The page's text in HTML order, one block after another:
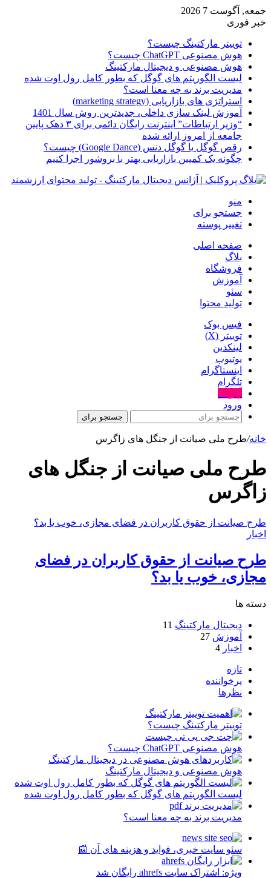
جمعه, آگوست 7 2026
خبر فوری
توییتر مارکتینگ چیست؟
هوش مصنوعی ChatGPT چیست؟
هوش مصنوعی و دیجیتال مارکتینگ
لیست الگوریتم های گوگل که بطور کامل رول اوت شده
مدیریت برند به چه معنا است؟
استراتژی های بازاریابی (marketing strategy)
آموزش لینک سازی داخلی، جدیدترین روش سال 1401
“وزیر ارتباطات” اینترنت رایگان دائمی برای ۳ دهک پایین
جامعه از امروز ارائه شده
رقص گوگل یا گوگل دنس (Google Dance) چیست؟
چگونه یک کمپین بازاریابی بهتر با بروشور اجرا کنیم
منو
جستجو برای
تغییر پوسته
صفحه اصلی
بلاگ
فروشگاه
آموزش
سئو
تولید محتوا
فیس بوک
توییتر (X)
لینکدین
یوتیوب
اینستاگرام
تلگرام
ورود
جستجو برای
خانه/طرح ملی صیانت از جنگل های زاگرس
طرح ملی صیانت از جنگل های
زاگرس
طرح صیانت از حقوق کاربران در فضای مجازی، خوب یا بد؟
اخبار
طرح صیانت از حقوق کاربران در فضای
مجازی، خوب یا بد؟
دسته ها
دیجیتال مارکتینگ 11
آموزش 27
اخبار 4
تازه
پرخواننده
نظرها
توییتر مارکتینگ چیست؟
هوش مصنوعی ChatGPT چیست؟
هوش مصنوعی و دیجیتال مارکتینگ
لیست الگوریتم های گوگل که بطور کامل رول اوت شده
مدیریت برند به چه معنا است؟
سئو سایت خبری، فواید و هزینه های آن 📰
ویژه: اشتراک سایت ahrefs رایگان شد